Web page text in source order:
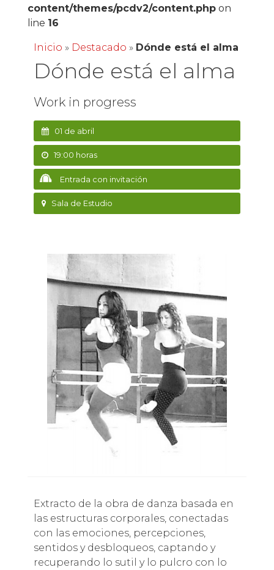
content/themes/pcdv2/content.phpon
line 16
Inicio » Destacado » Dónde está el alma
Dónde está el alma
Work in progress
01 de abril
19:00 horas
Entrada con invitación
Sala de Estudio
Extracto de la obra de danza basada en
las estructuras corporales, conectadas
con las emociones, percepciones,
sentidos y desbloqueos, captando y
recuperando lo sutil y lo pulcro con lo